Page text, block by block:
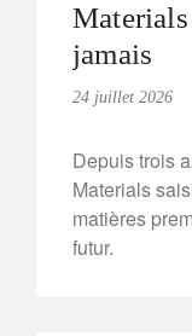
jamais
24 juillet 2026
Depuis trois
Materials
matières
futur.